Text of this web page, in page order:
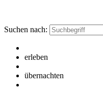
Suchen nach:
erleben
übernachten